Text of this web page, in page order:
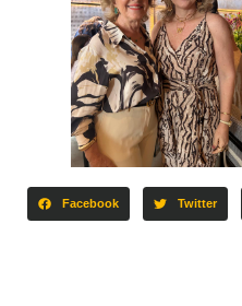
Facebook Twitter